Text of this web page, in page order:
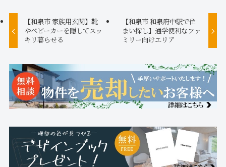
【和泉市 家族用玄関】靴
やベビーカーを隠してスッ
キリ暮らせる
【和泉市 和泉府中駅で住
まい探し】通学便利なファ
ミリー向けエリア